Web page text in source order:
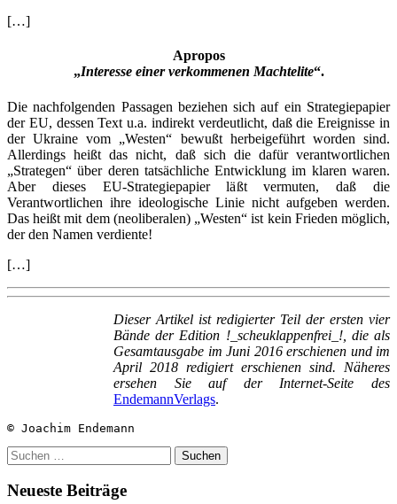
[…]
Apropos
„Interesse einer verkommenen Machtelite“.
Die nachfolgenden Passagen beziehen sich auf ein Strategiepapier
der EU, dessen Text u.a. indirekt verdeutlicht, daß die Ereignisse in
der Ukraine vom „Westen“ bewußt herbeigeführt worden sind.
Allerdings heißt das nicht, daß sich die dafür verantwortlichen
„Strategen“ über deren tatsächliche Entwicklung im klaren waren.
Aber dieses EU-Strategiepapier läßt vermuten, daß die
Verantwortlichen ihre ideologische Linie nicht aufgeben werden.
Das heißt mit dem (neoliberalen) „Westen“ ist kein Frieden möglich,
der den Namen verdiente!
[…]
Dieser Artikel ist redigierter Teil der ersten vier
Bände der Edition !_scheuklappenfrei_!, die als
Gesamtausgabe im Juni 2016 erschienen und im
April 2018 redigiert erschienen sind. Näheres
ersehen Sie auf der
Internet-Seite des
EndemannVerlags.
© Joachim Endemann
Suchen
nach:
Neueste Beiträge